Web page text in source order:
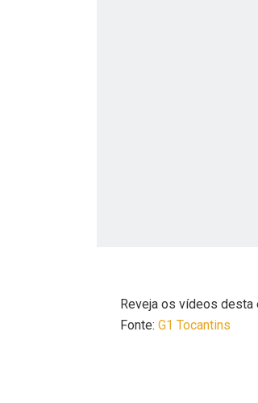
Reveja os vídeos desta
Fonte:G1 Tocantins